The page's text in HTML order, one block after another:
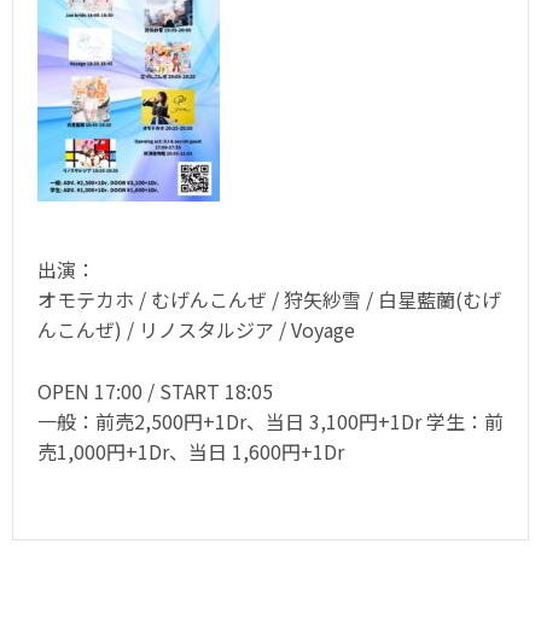
出演：
オモテカホ / むげんこんぜ / 狩矢紗雪 / 白星藍蘭(むげ
んこんぜ) / リノスタルジア / Voyage
OPEN 17:00 / START 18:05
一般：前売2,500円+1Dr、当日 3,100円+1Dr 学生：前
売1,000円+1Dr、当日 1,600円+1Dr